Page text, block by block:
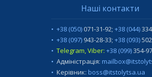
Наші контакти
+38 (050)071-31-92; +38 (044)
+38 (097) 943-28-33; +38 (093)
Telegram, Viber: +38 (099)354-
Адміністрація:
Керівник: boss@itstolytsa.ua